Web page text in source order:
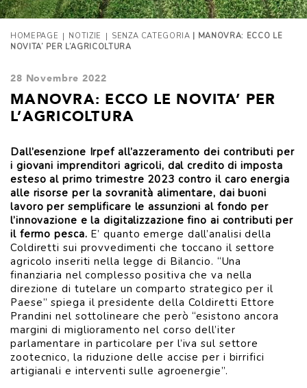
HOMEPAGE | NOTIZIE | SENZA CATEGORIA
| MANOVRA: ECCO LE
NOVITA’ PER L’AGRICOLTURA
28 Novembre 2022
MANOVRA: ECCO LE NOVITA’ PER
L’AGRICOLTURA
Dall’esenzione Irpef all’azzeramento dei contributi per
i giovani imprenditori agricoli, dal credito di imposta
esteso al primo trimestre 2023 contro il caro energia
alle risorse per la sovranità alimentare, dai buoni
lavoro per semplificare le assunzioni al fondo per
l’innovazione e la digitalizzazione fino ai contributi per
il fermo pesca. E’ quanto emerge dall’analisi della
Coldiretti sui provvedimenti che toccano il settore
agricolo inseriti nella legge di Bilancio. “Una
finanziaria nel complesso positiva che va nella
direzione di tutelare un comparto strategico per il
Paese” spiega il presidente della Coldiretti Ettore
Prandini nel sottolineare che però “esistono ancora
margini di miglioramento nel corso dell’iter
parlamentare in particolare per l’iva sul settore
zootecnico, la riduzione delle accise per i birrifici
artigianali e interventi sulle agroenergie”.